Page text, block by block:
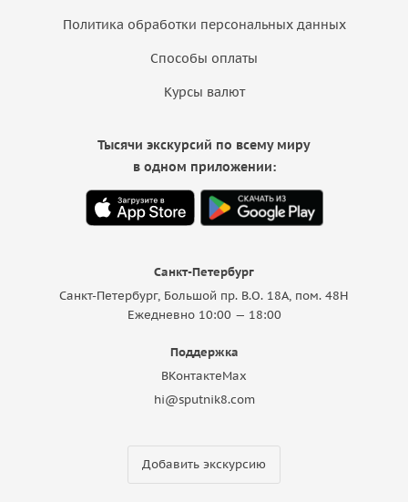
Политика обработки персональных данных
Способы оплаты
Курсы валют
Санкт-Петербург
Санкт-Петербург, Большой пр. В.О. 18A, пом. 48Н
Ежедневно 10:00 — 18:00
Поддержка
ВКонтактеMax
hi@sputnik8.com
Добавить экскурсию
Тысячи экскурсий по всему миру
в одном приложении: